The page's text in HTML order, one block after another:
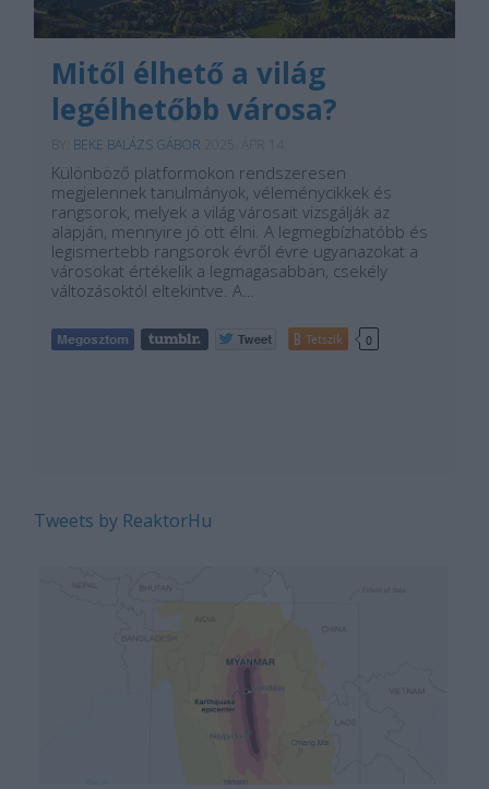
Mitől élhető a világ
legélhetőbb városa?
BEKE BALÁZS GÁBOR
Különböző platformokon rendszeresen
megjelennek tanulmányok, véleménycikkek és
rangsorok, melyek a világ városait vizsgálják az
alapján, mennyire jó ott élni. A legmegbízhatóbb és
legismertebb rangsorok évről évre ugyanazokat a
városokat értékelik a legmagasabban, csekély
változásoktól eltekintve. A…
Tetszik 0
Tweets by ReaktorHu